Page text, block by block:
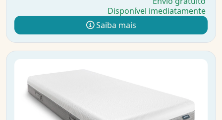
Disponível imediatamente
Saiba mais